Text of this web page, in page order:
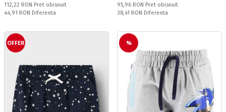
Pret obisnuit:
112,22 RON Pret obisnuit
Спестявате:
44,91 RON Diferenta
Pret obisnuit:
95,96 RON Pret obisnuit
Спестявате:
38,41 RON Diferenta
OFFER %